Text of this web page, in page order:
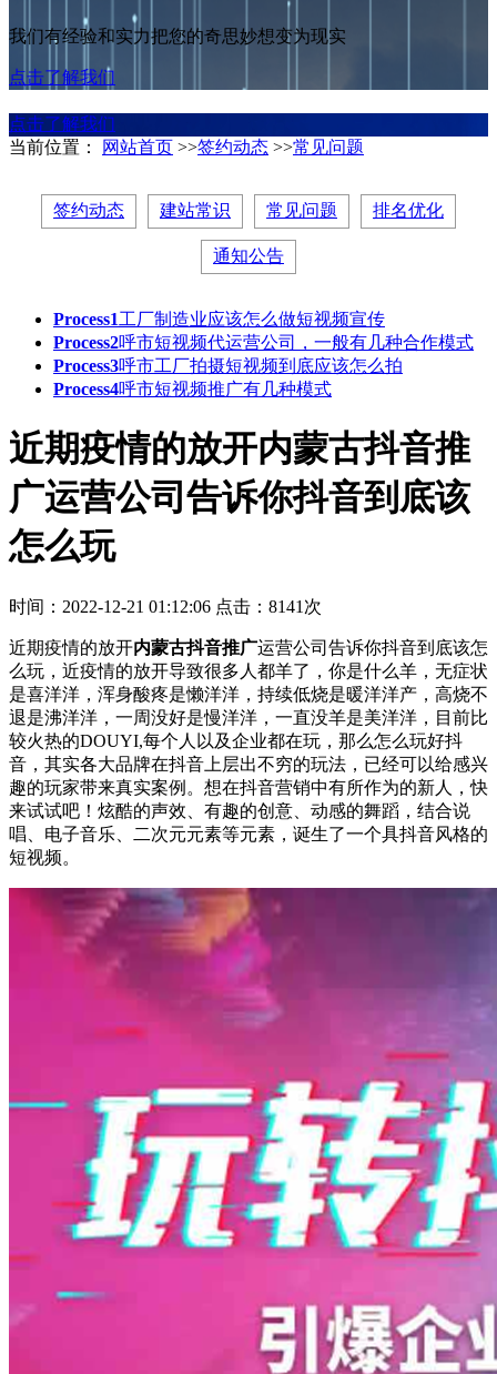
我们有经验和实力把您的奇思妙想变为现实
点击了解我们
点击了解我们
当前位置：
网站首页 >>签约动态 >>常见问题
签约动态 建站常识 常见问题 排名优化
通知公告
Process1工厂制造业应该怎么做短视频宣传
Process2呼市短视频代运营公司，一般有几种合作模式
Process3呼市工厂拍摄短视频到底应该怎么拍
Process4呼市短视频推广有几种模式
近期疫情的放开内蒙古抖音推
广运营公司告诉你抖音到底该
怎么玩
时间：2022-12-21 01:12:06 点击：8141次
近期疫情的放开内蒙古抖音推广运营公司告诉你抖音到底该怎
么玩，近疫情的放开导致很多人都羊了，你是什么羊，无症状
是喜洋洋，浑身酸疼是懒洋洋，持续低烧是暖洋洋产，高烧不
退是沸洋洋，一周没好是慢洋洋，一直没羊是美洋洋，目前比
较火热的DOUYI,每个人以及企业都在玩，那么怎么玩好抖
音，其实各大品牌在抖音上层出不穷的玩法，已经可以给感兴
趣的玩家带来真实案例。想在抖音营销中有所作为的新人，快
来试试吧！炫酷的声效、有趣的创意、动感的舞蹈，结合说
唱、电子音乐、二次元元素等元素，诞生了一个具抖音风格的
短视频。